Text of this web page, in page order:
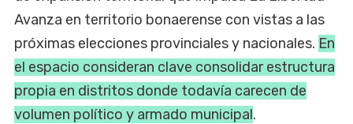
Avanza en territorio bonaerense con vistas a las
próximas elecciones provinciales y nacionales. En
el espacio consideran clave consolidar estructura
propia en distritos donde todavía carecen de
volumen político y armado municipal.